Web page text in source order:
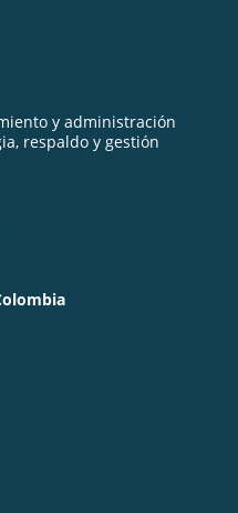
y administración
respaldo y gestión